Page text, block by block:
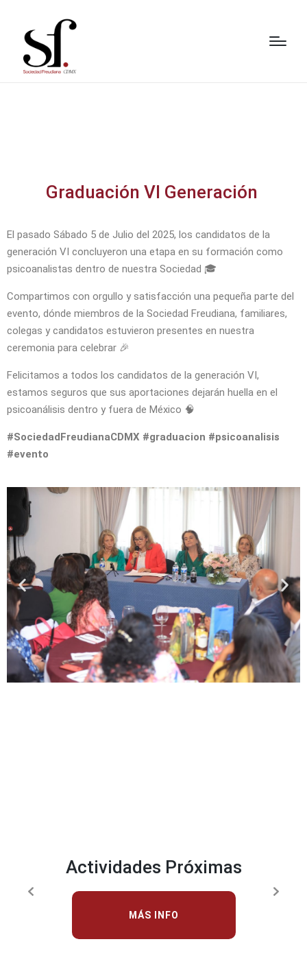
Graduación VI Generación
El pasado Sábado 5 de Julio del 2025, los candidatos de la
generación VI concluyeron una etapa en su formación como
psicoanalistas dentro de nuestra Sociedad 🎓
Compartimos con orgullo y satisfacción una pequeña parte del
evento, dónde miembros de la Sociedad Freudiana, familiares,
colegas y candidatos estuvieron presentes en nuestra
ceremonia para celebrar 🎉
Felicitamos a todos los candidatos de la generación VI,
estamos seguros que sus aportaciones dejarán huella en el
psicoanálisis dentro y fuera de México 🧠
#SociedadFreudianaCDMX #graduacion #psicoanalisis
#evento
Actividades Próximas
MÁS INFO